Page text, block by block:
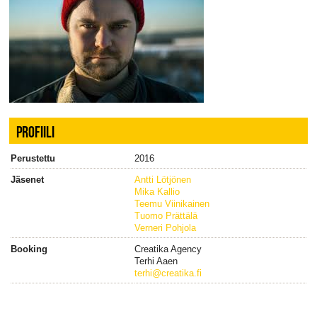
PROFIILI
Perustettu
2016
Jäsenet
Antti Lötjönen
Mika Kallio
Teemu Viinikainen
Tuomo Prättälä
Verneri Pohjola
Booking
Creatika Agency
Terhi Aaen
terhi@creatika.fi